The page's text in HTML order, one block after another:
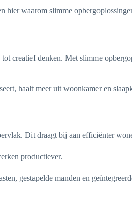
hier waarom slimme
creatief denken. Met slimme
haalt meer uit woonkamer en
Dit draagt bij aan efficiënter
productiever.
gestapelde manden en